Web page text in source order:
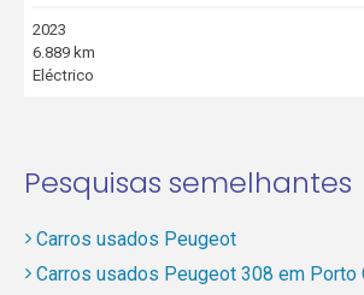
2023
6.889 km
Eléctrico
Pesquisas semelhantes
Carros usados Peugeot
Carros usados Peugeot 308 em Porto